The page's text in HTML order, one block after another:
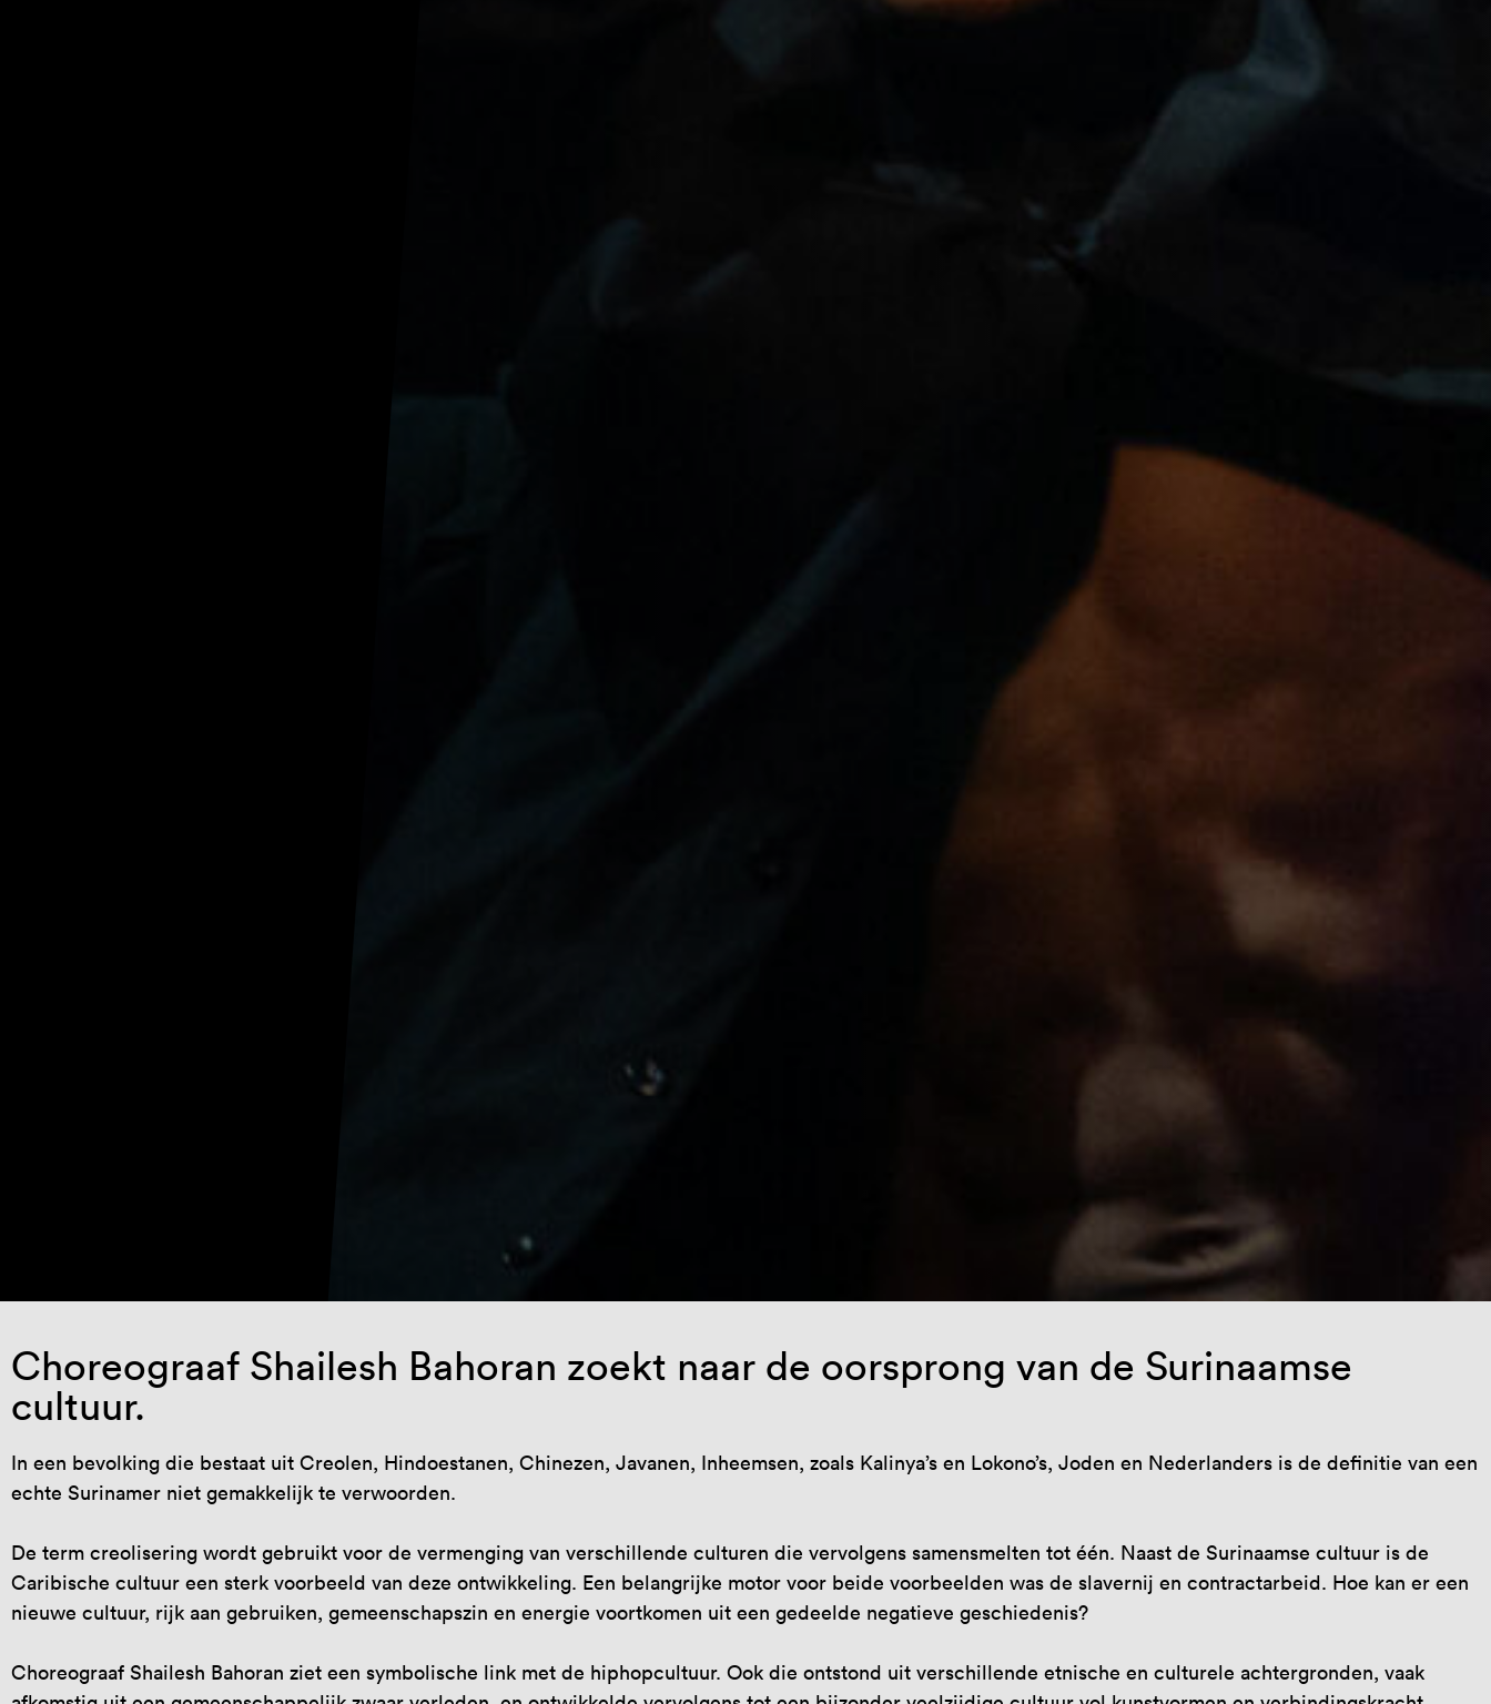
Choreograaf Shailesh Bahoran zoekt naar de oorsprong van de Surinaamse
cultuur.
In een bevolking die bestaat uit Creolen, Hindoestanen, Chinezen, Javanen, Inheemsen, zoals Kalinya’s en Lokono’s, Joden en Nederlanders is de definitie van een
echte Surinamer niet gemakkelijk te verwoorden.
De term creolisering wordt gebruikt voor de vermenging van verschillende culturen die vervolgens samensmelten tot één. Naast de Surinaamse cultuur is de
Caribische cultuur een sterk voorbeeld van deze ontwikkeling. Een belangrijke motor voor beide voorbeelden was de slavernij en contractarbeid. Hoe kan er een
nieuwe cultuur, rijk aan gebruiken, gemeenschapszin en energie voortkomen uit een gedeelde negatieve geschiedenis?
Choreograaf Shailesh Bahoran ziet een symbolische link met de hiphopcultuur. Ook die ontstond uit verschillende etnische en culturele achtergronden, vaak